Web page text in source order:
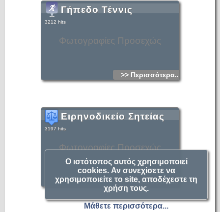
Φωτογραφίες Προσεχώς
Γήπεδο Τέννις
3212 hits
>> Περισσότερα...
Φωτογραφίες Προσεχώς
Ειρηνοδικείο Σητείας
3197 hits
>> Περισσότερα...
Ο ιστότοπος αυτός χρησιμοποιεί
cookies. Αν συνεχίσετε να
χρησιμοποιείτε το site, αποδέχεστε τη
χρήση τους.
Μάθετε περισσότερα...